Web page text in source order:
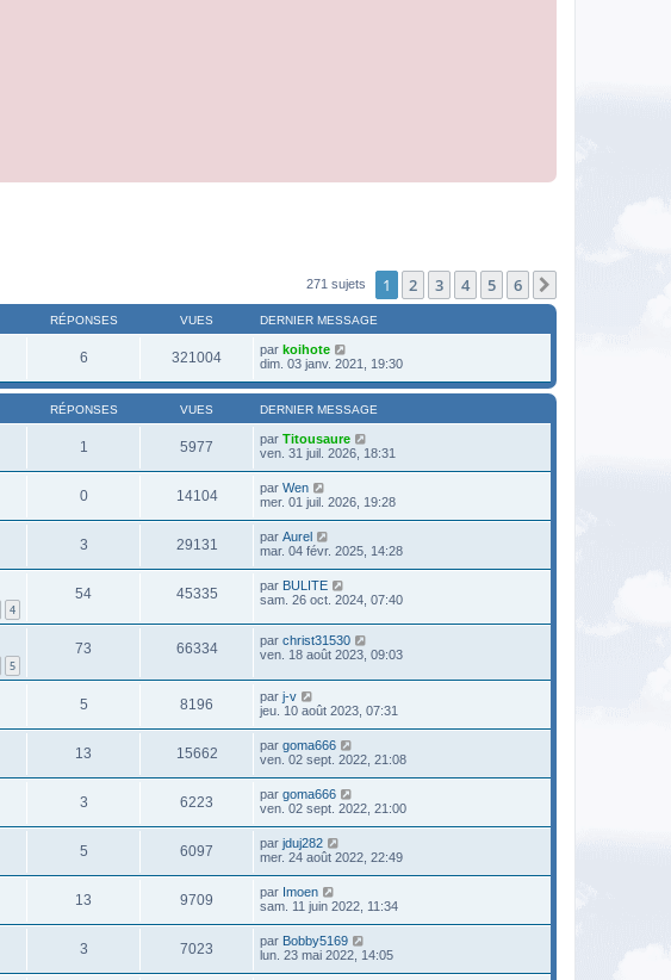
271 sujets 1 2 3 4 5 6
RÉPONSES VUES DERNIER MESSAGE
6 321004 par koihote
dim. 03 janv. 2021, 19:30
RÉPONSES VUES DERNIER MESSAGE
1 5977 par Titousaure
ven. 31 juil. 2026, 18:31
0 14104 par Wen
mer. 01 juil. 2026, 19:28
3 29131 par Aurel
mar. 04 févr. 2025, 14:28
4
54 45335 par BULITE
sam. 26 oct. 2024, 07:40
5
73 66334 par christ31530
ven. 18 août 2023, 09:03
5 8196 par j-v
jeu. 10 août 2023, 07:31
13 15662 par goma666
ven. 02 sept. 2022, 21:08
3 6223 par goma666
ven. 02 sept. 2022, 21:00
5 6097 par jduj282
mer. 24 août 2022, 22:49
13 9709 par Imoen
sam. 11 juin 2022, 11:34
3 7023 par Bobby5169
lun. 23 mai 2022, 14:05